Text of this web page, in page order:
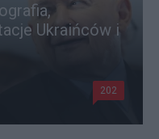
Ukraińców i
202